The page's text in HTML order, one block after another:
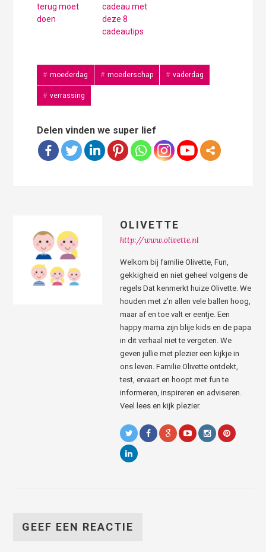
terug moet
doen
cadeau met
deze 8
cadeautips
moederdag moederschap vaderdag
verrassing
Delen vinden we super lief
OLIVETTE
http://www.olivette.nl
Welkom bij familie Olivette, Fun,
gekkigheid en niet geheel volgens de
regels Dat kenmerkt huize Olivette. We
houden met z’n allen vele ballen hoog,
maar af en toe valt er eentje. Een
happy mama zijn blije kids en de papa
in dit verhaal niet te vergeten. We
geven jullie met plezier een kijkje in
ons leven. Familie Olivette ontdekt,
test, ervaart en hoopt met fun te
informeren, inspireren en adviseren.
Veel lees en kijk plezier.
GEEF EEN REACTIE